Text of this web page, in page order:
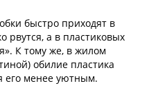
быстро приходят в
рвутся, а в пластиковых
К тому же, в жилом
обилие пластика
его менее уютным.